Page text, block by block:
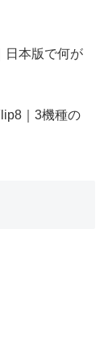
日本版で何が
｜3機種の